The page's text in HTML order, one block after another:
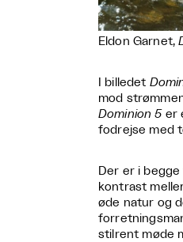
Eldon Garnet,
I billedet
mod
Dominion 5 er
fodrejse med
Der er i
kontrast
øde natur og
stilrent møde